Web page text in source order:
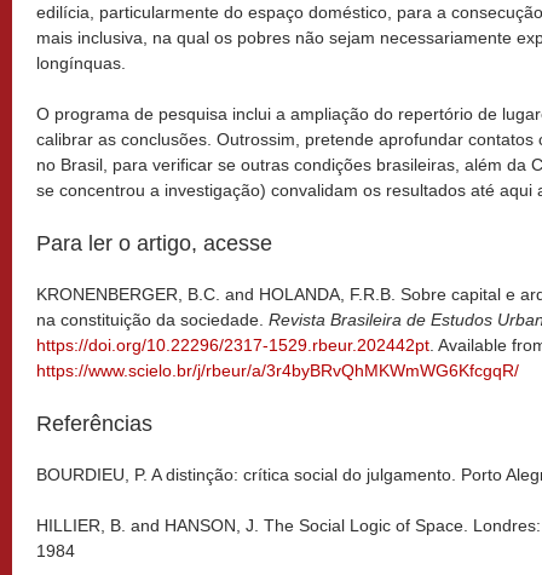
edilícia, particularmente do espaço doméstico, para a
mais inclusiva, na qual os pobres não sejam necessariamente
longínquas.
O programa de pesquisa inclui a ampliação do repertório de
calibrar as conclusões. Outrossim, pretende aprofundar
no Brasil, para verificar se outras condições brasileiras, além da
se concentrou a investigação) convalidam os resultados até aqui
Para ler o artigo, acesse
KRONENBERGER, B.C. and HOLANDA, F.R.B. Sobre capital e
na constituição da sociedade. Revista Brasileira de Estudos
https://doi.org/10.22296/2317-1529.rbeur.202442pt . Available
https://www.scielo.br/j/rbeur/a/3r4byBRvQhMKWmWG6KfcgqR/
Referências
BOURDIEU, P. A distinção: crítica social do julgamento. Porto
HILLIER, B. and HANSON, J. The Social Logic of Space.
1984